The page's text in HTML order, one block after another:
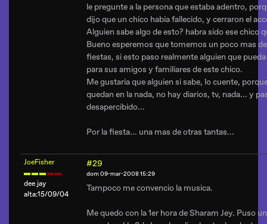
le pregunte a la persona que estaba adentro,
dijo que un chico habia fallecido, y cerraron el
Alguien sabe algo de esto? habra sido ese chico
Bueno esperemos que tomemos un poco mas
fiestas, si esto paso realmente alguien que
para sus amigos y familiares de este chico.
Me gustaria que alguien si sabe, lo cuente,
quedan en la nada, no hay diarios, tv, nada... y
desapercibido...
Por la fiesta... una mas de otras tantas...
JoeFisher
dee jay
alta:15/09/04
#29
dom 09-mar-2008 15:29
Tampoco me convencio la musica.
Me quedo con la 1er hora de Sharam Jey. Puso